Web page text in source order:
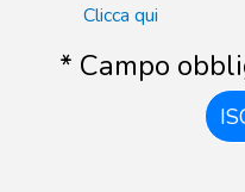
Clicca qui
* Campo